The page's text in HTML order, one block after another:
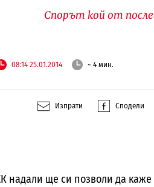
Спорът кой от
08:14 25.01.2014 ~ 4 мин.
Изпрати Сподели
надали ще си позволи да каже